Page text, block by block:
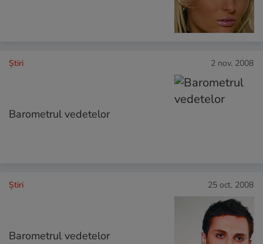
Ştiri 2 nov. 2008
Barometrul vedetelor
Ştiri 25 oct. 2008
Barometrul vedetelor